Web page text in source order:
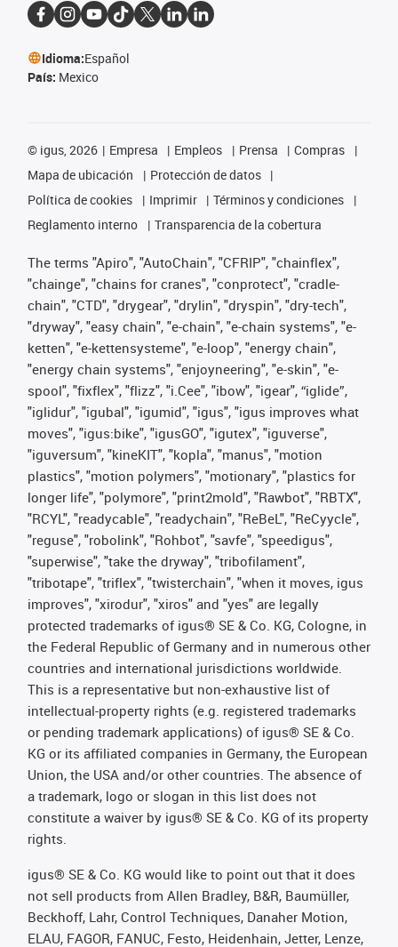
Idioma:Español
País: Mexico
© igus, 2026 Empresa Empleos Prensa
Compras
Mapa de ubicación
Protección de datos
Política de cookies
Imprimir
Términos y condiciones
Reglamento interno
Transparencia de la cobertura
The terms "Apiro", "AutoChain", "CFRIP", "chainflex",
"chainge", "chains for cranes", "conprotect", "cradle-
chain", "CTD", "drygear", "drylin", "dryspin", "dry-tech",
"dryway", "easy chain", "e-chain", "e-chain systems", "e-
ketten", "e-kettensysteme", "e-loop", "energy chain",
"energy chain systems", "enjoyneering", "e-skin", "e-
spool", "fixflex", "flizz", "i.Cee", "ibow", "igear", “iglide”,
"iglidur", "igubal", "igumid", "igus", "igus improves what
moves", "igus:bike", "igusGO", "igutex", "iguverse",
"iguversum", "kineKIT", "kopla", "manus", "motion
plastics", "motion polymers", "motionary", "plastics for
longer life", "polymore", "print2mold", "Rawbot", "RBTX",
"RCYL", "readycable", "readychain", "ReBeL", "ReCyycle",
"reguse", "robolink", "Rohbot", "savfe", "speedigus",
"superwise", "take the dryway", "tribofilament",
"tribotape", "triflex", "twisterchain", "when it moves, igus
improves", "xirodur", "xiros" and "yes" are legally
protected trademarks of igus® SE & Co. KG, Cologne, in
the Federal Republic of Germany and in numerous other
countries and international jurisdictions worldwide.
This is a representative but non-exhaustive list of
intellectual-property rights (e.g. registered trademarks
or pending trademark applications) of igus® SE & Co.
KG or its affiliated companies in Germany, the European
Union, the USA and/or other countries. The absence of
a trademark, logo or slogan in this list does not
constitute a waiver by igus® SE & Co. KG of its property
rights.
igus® SE & Co. KG would like to point out that it does
not sell products from Allen Bradley, B&R, Baumüller,
Beckhoff, Lahr, Control Techniques, Danaher Motion,
ELAU, FAGOR, FANUC, Festo, Heidenhain, Jetter, Lenze,